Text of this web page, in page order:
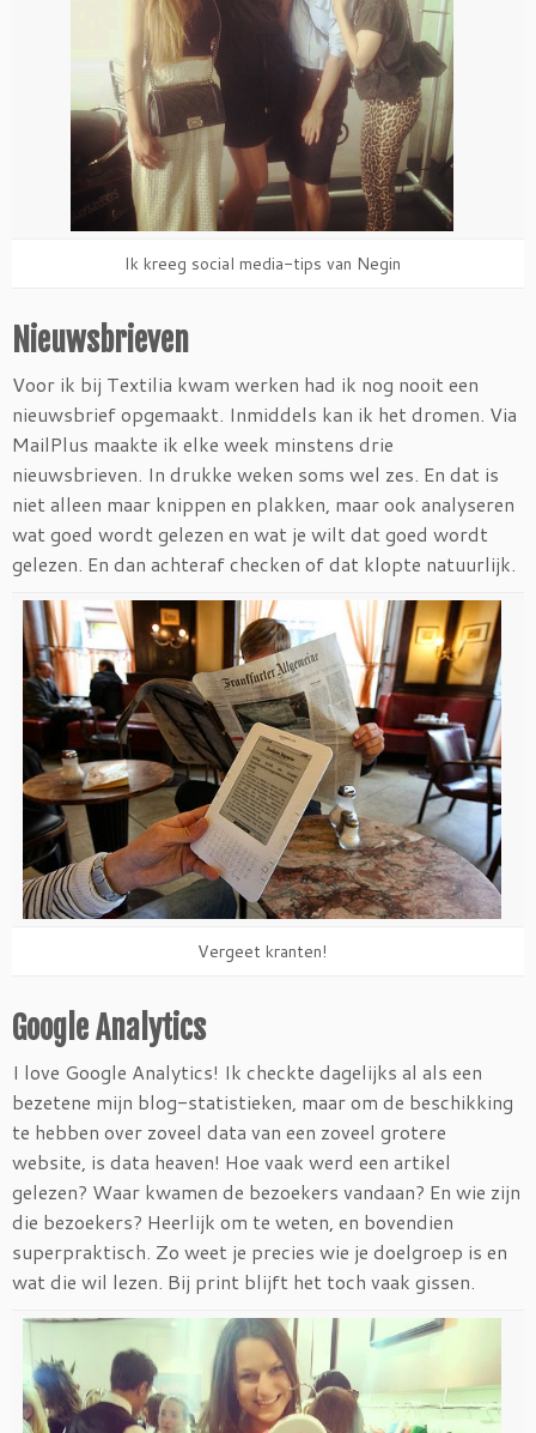
Ik kreeg social media-tips van Negin
Nieuwsbrieven
Voor ik bij Textilia kwam werken had ik nog nooit een
nieuwsbrief opgemaakt. Inmiddels kan ik het dromen. Via
MailPlus maakte ik elke week minstens drie
nieuwsbrieven. In drukke weken soms wel zes. En dat is
niet alleen maar knippen en plakken, maar ook analyseren
wat goed wordt gelezen en wat je wilt dat goed wordt
gelezen. En dan achteraf checken of dat klopte natuurlijk.
Vergeet kranten!
Google Analytics
I love Google Analytics! Ik checkte dagelijks al als een
bezetene mijn blog-statistieken, maar om de beschikking
te hebben over zoveel data van een zoveel grotere
website, is data heaven! Hoe vaak werd een artikel
gelezen? Waar kwamen de bezoekers vandaan? En wie zijn
die bezoekers? Heerlijk om te weten, en bovendien
superpraktisch. Zo weet je precies wie je doelgroep is en
wat die wil lezen. Bij print blijft het toch vaak gissen.